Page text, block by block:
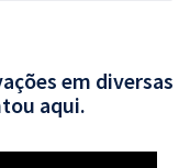
em diversas
aqui.